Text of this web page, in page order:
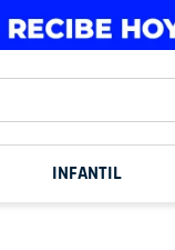
INFANTIL